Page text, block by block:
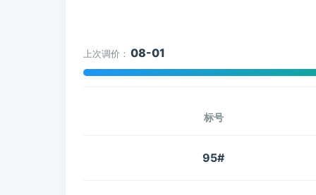
上次调价： 08-01
标号
95#